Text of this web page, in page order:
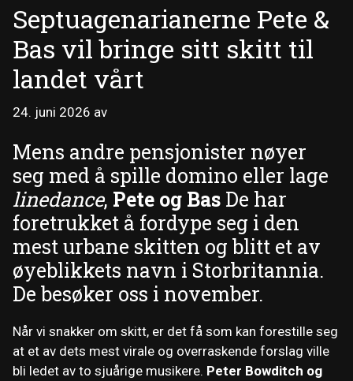
Septuagenarianerne Pete &
Bas vil bringe sitt skitt til
landet vårt
24. juni 2026 av
Mens andre pensjonister nøyer
seg med å spille domino eller lage
linedance, Pete og Bas De har
foretrukket å fordype seg i den
mest urbane skitten og blitt et av
øyeblikkets navn i Storbritannia.
De besøker oss i november.
Når vi snakker om skitt, er det få som kan forestille seg
at et av dets mest virale og overraskende forslag ville
bli ledet av to sjuårige musikere. Peter Bowditch og